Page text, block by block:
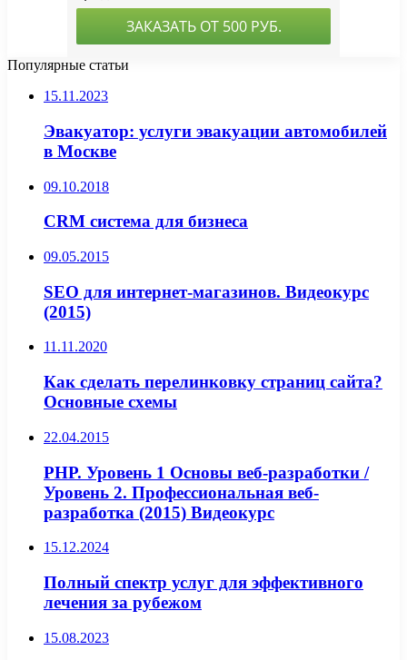
Популярные статьи
15.11.2023
Эвакуатор: услуги эвакуации автомобилей
в Москве
09.10.2018
CRM система для бизнеса
09.05.2015
SEO для интернет-магазинов. Видеокурс
(2015)
11.11.2020
Как сделать перелинковку страниц сайта?
Основные схемы
22.04.2015
PHP. Уровень 1 Основы веб-разработки /
Уровень 2. Профессиональная веб-
разработка (2015) Видеокурс
15.12.2024
Полный спектр услуг для эффективного
лечения за рубежом
15.08.2023